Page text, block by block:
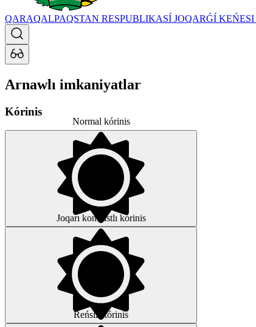
QARAQALPAQSTAN RESPUBLIKASÍ JOQARǴÍ KEŃESI
Arnawlı imkaniyatlar
Kórinis
Normal kórinis
Joqarı kontrastlı kórinis
Reńsiz kórinis